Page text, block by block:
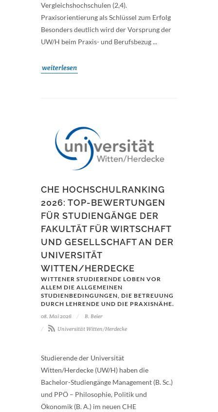
Vergleichshochschulen (2,4).
Praxisorientierung als Schlüssel zum Erfolg
Besonders deutlich wird der Vorsprung der
UW/H beim Praxis- und Berufsbezug ...
weiterlesen
CHE HOCHSCHULRANKING
2026: TOP-BEWERTUNGEN
FÜR STUDIENGÄNGE DER
FAKULTÄT FÜR WIRTSCHAFT
UND GESELLSCHAFT AN DER
UNIVERSITÄT
WITTEN/HERDECKE
WITTENER STUDIERENDE LOBEN VOR
ALLEM DIE ALLGEMEINEN
STUDIENBEDINGUNGEN, DIE BETREUUNG
DURCH LEHRENDE UND DIE PRAXISNÄHE.
08. Mai 2026
B. Beier
Universität Witten/Herdecke
Studierende der Universität
Witten/Herdecke (UW/H) haben die
Bachelor-Studiengänge Management (B. Sc.)
und PPÖ – Philosophie, Politik und
Ökonomik (B. A.) im neuen CHE